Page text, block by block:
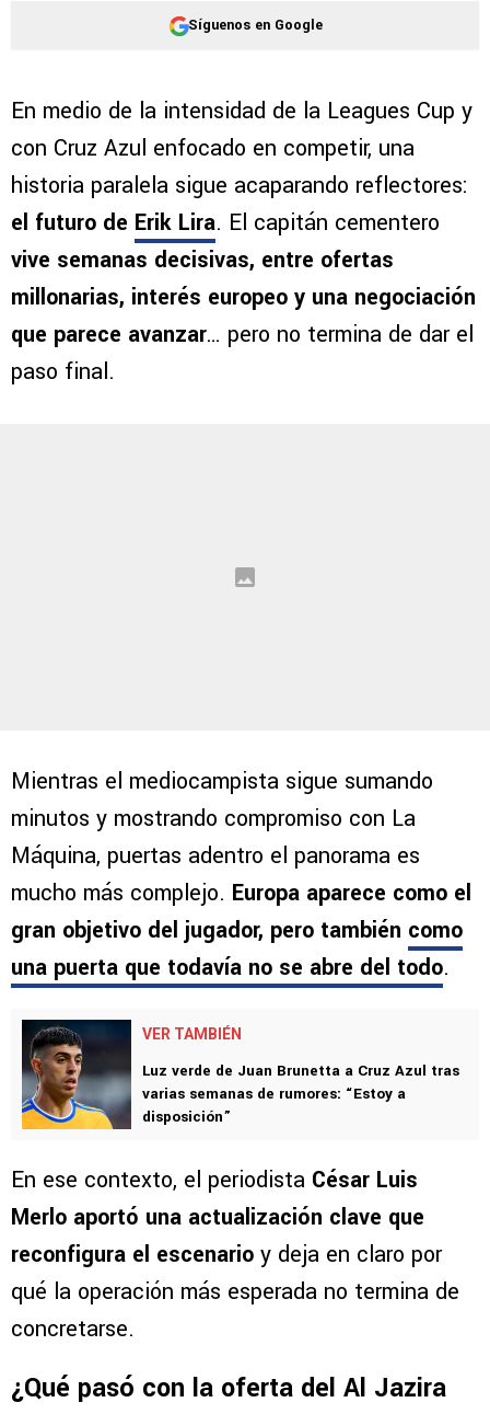
Síguenos en Google
En medio de la intensidad de la Leagues Cup y
con Cruz Azul enfocado en competir, una
historia paralela sigue acaparando reflectores:
el futuro de Erik Lira. El capitán cementero
vive semanas decisivas, entre ofertas
millonarias, interés europeo y una negociación
que parece avanzar… pero no termina de dar el
paso final.
Mientras el mediocampista sigue sumando
minutos y mostrando compromiso con La
Máquina, puertas adentro el panorama es
mucho más complejo. Europa aparece como el
gran objetivo del jugador, pero también como
una puerta que todavía no se abre del todo.
VER TAMBIÉN
Luz verde de Juan Brunetta a Cruz Azul tras
varias semanas de rumores: “Estoy a
disposición”
En ese contexto, el periodista César Luis
Merlo aportó una actualización clave que
reconfigura el escenario y deja en claro por
qué la operación más esperada no termina de
concretarse.
¿Qué pasó con la oferta del Al Jazira